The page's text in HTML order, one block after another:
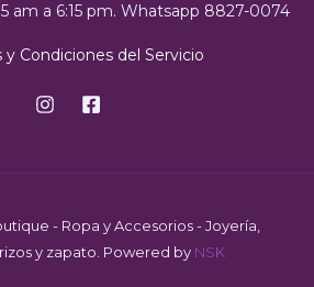
am a 6:15 pm. Whatsapp 8827-0074
y Condiciones del Servicio
- Ropa y Accesorios - Joyería,
y zapato. Powered by NSK